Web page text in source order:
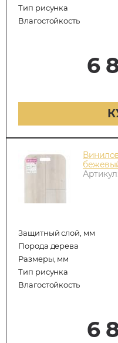
Тип рисунка
Влагостойкость
6
Защитный слой, мм
Порода дерева
Размеры, мм
Тип рисунка
Влагостойкость
6